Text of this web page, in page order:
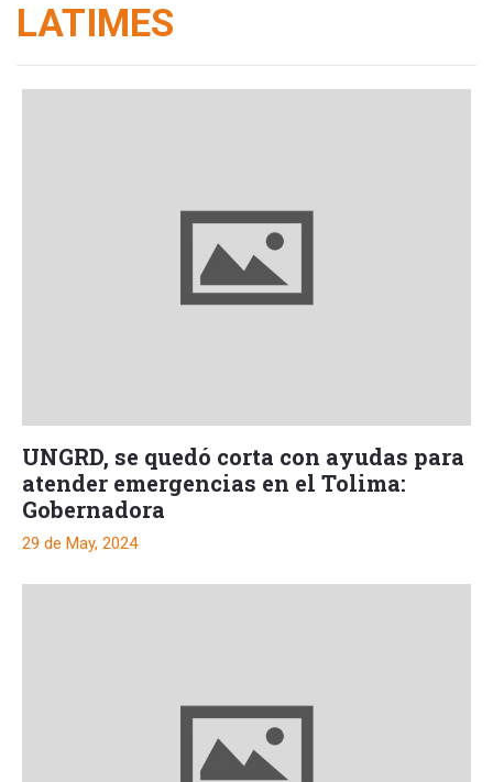
LATIMES
UNGRD, se quedó corta con ayudas para
atender emergencias en el Tolima:
Gobernadora
29 de May, 2024